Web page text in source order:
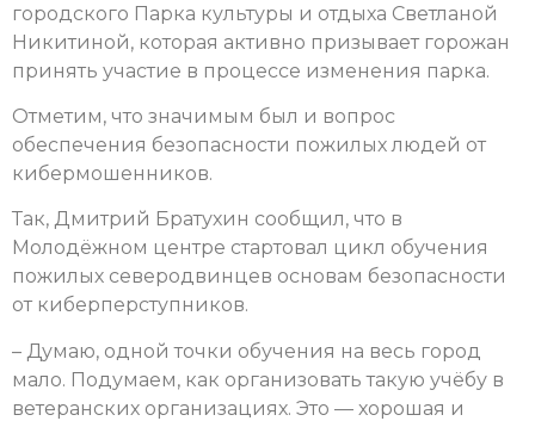
городского Парка культуры и отдыха Светланой
Никитиной, которая активно призывает горожан
принять участие в процессе изменения парка.
Отметим, что значимым был и вопрос
обеспечения безопасности пожилых людей от
кибермошенников.
Так, Дмитрий Братухин сообщил, что в
Молодёжном центре стартовал цикл обучения
пожилых северодвинцев основам безопасности
от киберперступников.
– Думаю, одной точки обучения на весь город
мало. Подумаем, как организовать такую учёбу в
ветеранских организациях. Это — хорошая и